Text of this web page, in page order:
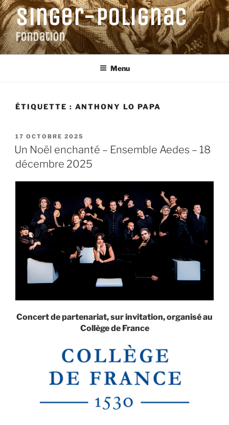
Aller
au
contenu
principal
Singer-Polignac
Fondation
Menu
ÉTIQUETTE : ANTHONY LO PAPA
PUBLIÉ
LE
17 OCTOBRE 2025
Un Noël enchanté – Ensemble Aedes – 18
décembre 2025
Concert de partenariat, sur invitation, organisé au
Collège de France